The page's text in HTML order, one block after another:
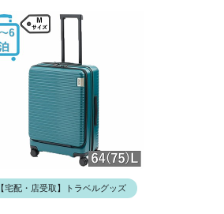
【宅配・店受取】トラベルグッズ